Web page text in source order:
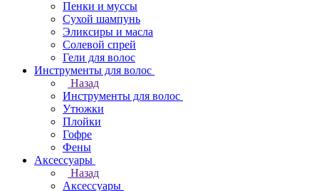
Пенки и муссы
Сухой шампунь
Эликсиры и масла
Солевой спрей
Гели для волос
Инструменты для волос
Назад
Инструменты для волос
Утюжки
Плойки
Гофре
Фены
Аксессуары
Назад
Аксессуары